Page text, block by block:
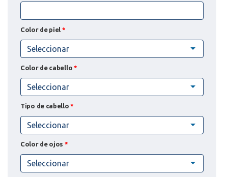
Color de piel *
Seleccionar
Color de cabello *
Seleccionar
Tipo de cabello*
Seleccionar
Color de ojos *
Seleccionar